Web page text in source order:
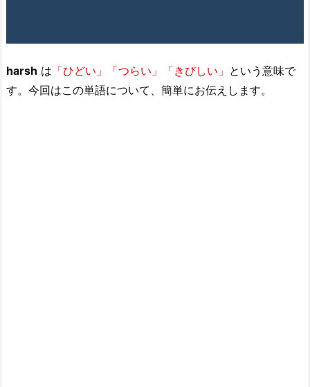
harsh は 「ひどい」「つらい」「きびしい」 という意味で
す。今回はこの単語について、簡単にお伝えします。